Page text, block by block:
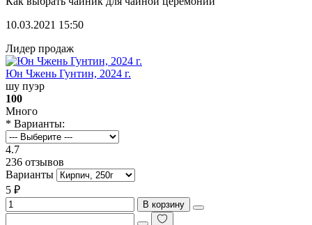
10.03.2021 15:50
Лидер продаж
Юн Чжень Гунтин, 2024 г.
шу пуэр
100
Много
* Варианты:
4.7
236 отзывов
Варианты
5 ₽
В корзину